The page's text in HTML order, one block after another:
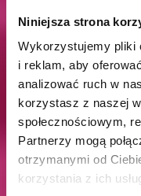
Niniejsza strona
Wykorzystujemy pliki
i reklam, aby
analizować ruch w
korzystasz z naszej
społecznościowym,
Partnerzy mogą
otrzymanymi od
korzystania z ich